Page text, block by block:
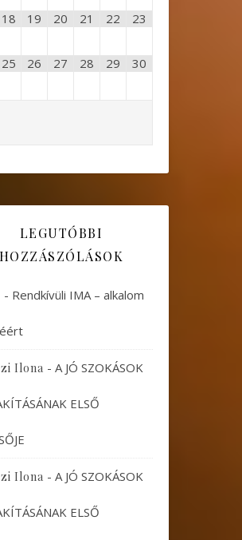
18 19 20 21 22 23
25 26 27 28 29 30
LEGUTÓBBI
HOZZÁSZÓLÁSOK
- Rendkívüli IMA – alkalom
Ilona - A JÓ SZOKÁSOK
ELSŐ
Ilona - A JÓ SZOKÁSOK
ELSŐ